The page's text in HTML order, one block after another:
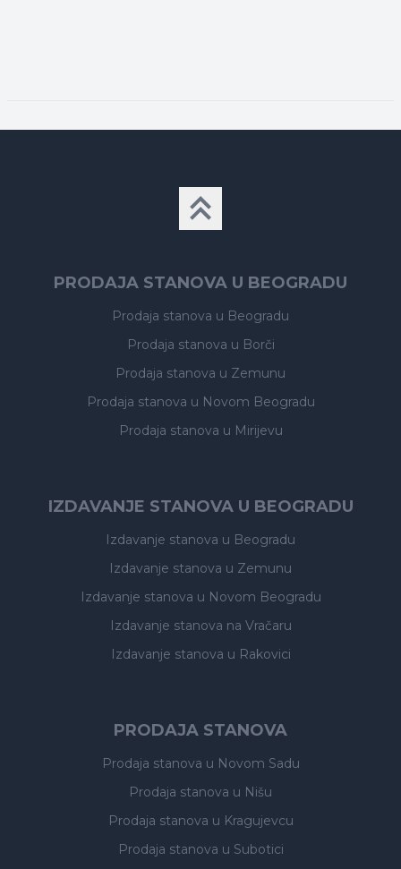
PRODAJA STANOVA U BEOGRADU
Prodaja stanova u Beogradu
Prodaja stanova u Borči
Prodaja stanova u Zemunu
Prodaja stanova u Novom Beogradu
Prodaja stanova u Mirijevu
IZDAVANJE STANOVA U BEOGRADU
Izdavanje stanova u Beogradu
Izdavanje stanova u Zemunu
Izdavanje stanova u Novom Beogradu
Izdavanje stanova na Vračaru
Izdavanje stanova u Rakovici
PRODAJA STANOVA
Prodaja stanova u Novom Sadu
Prodaja stanova u Nišu
Prodaja stanova u Kragujevcu
Prodaja stanova u Subotici